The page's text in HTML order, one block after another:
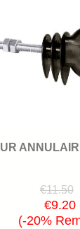
€11.50
€9.20
(-20%